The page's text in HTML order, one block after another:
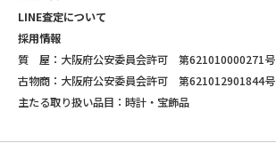
LINE査定について
採用情報
質 屋：大阪府公安委員会許可 第621010000271号
古物商：大阪府公安委員会許可 第621012901844号
主たる取り扱い品目：時計・宝飾品